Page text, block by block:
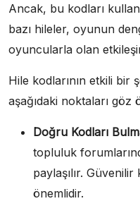
Ancak, bu kodları
bazı hileler, oyunun
oyuncularla olan
Hile kodlarının etkili bir
aşağıdaki noktaları göz
Doğru Kodları
topluluk
paylaşılır.
önemlidir.